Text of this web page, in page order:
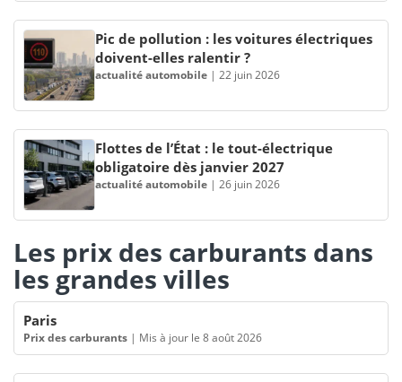
Pic de pollution : les voitures électriques
doivent-elles ralentir ?
actualité automobile | 22 juin 2026
Flottes de l’État : le tout-électrique
obligatoire dès janvier 2027
actualité automobile | 26 juin 2026
Les prix des carburants dans
les grandes villes
Paris
Prix des carburants | Mis à jour le 8 août 2026